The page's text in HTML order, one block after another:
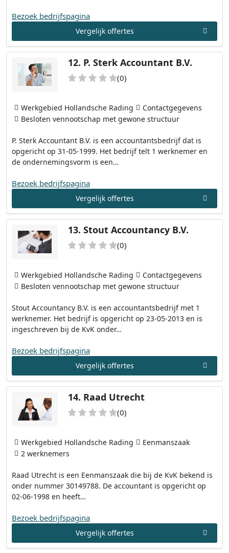
Bezoek bedrijfspagina
Vergelijk offertes
12. P. Sterk Accountant B.V.
(0)
P. Sterk Accountant B.V. is een accountantsbedrijf dat is
opgericht op 31-05-1999. Het bedrijf telt 1 werknemer en
de ondernemingsvorm is een…
Werkgebied Hollandsche Rading
Contactgegevens
Besloten vennootschap met gewone structuur
Bezoek bedrijfspagina
Vergelijk offertes
13. Stout Accountancy B.V.
(0)
Stout Accountancy B.V. is een accountantsbedrijf met 1
werknemer. Het bedrijf is opgericht op 23-05-2013 en is
ingeschreven bij de KvK onder…
Werkgebied Hollandsche Rading
Contactgegevens
Besloten vennootschap met gewone structuur
Bezoek bedrijfspagina
Vergelijk offertes
14. Raad Utrecht
(0)
Raad Utrecht is een Eenmanszaak die bij de KvK bekend is
onder nummer 30149788. De accountant is opgericht op
02-06-1998 en heeft…
Werkgebied Hollandsche Rading
Eenmanszaak
2 werknemers
Bezoek bedrijfspagina
Vergelijk offertes